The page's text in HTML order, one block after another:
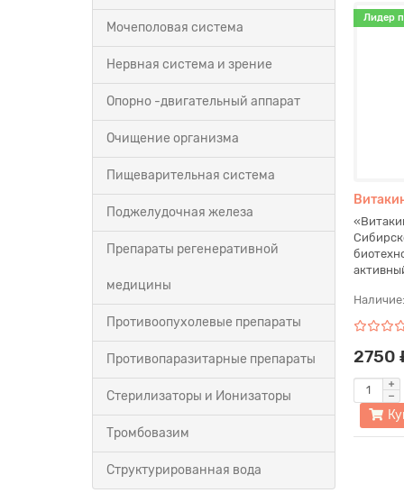
Мочеполовая система
Нервная система и зрение
Опорно -двигательный аппарат
Очищение организма
Пищеварительная система
Поджелудочная железа
Препараты регенеративной
медицины
Противоопухолевые препараты
Противопаразитарные препараты
Стерилизаторы и Ионизаторы
Тромбовазим
Структурированная вода
Лидер
Наличие:
2750